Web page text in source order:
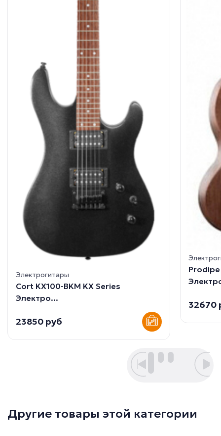
Электрогитары
Cort KX100-BKM KX Series
Электро...
23850 руб
Prodipe
32670
Другие товары этой категории